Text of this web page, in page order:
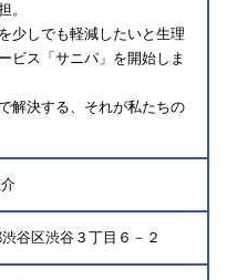
。
少しでも軽減したいと生理
ビス「サニパ」を開始しま
解決する、それが私たちの
谷区渋谷３丁目６－２